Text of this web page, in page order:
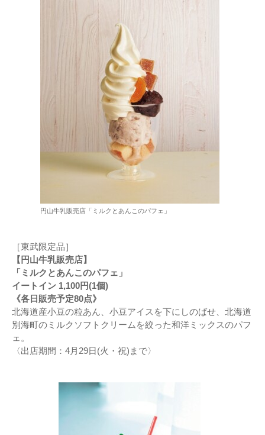
円山牛乳販売店「ミルクとあんこのパフェ」
［東武限定品］
【円山牛乳販売店】
「ミルクとあんこのパフェ」
イートイン 1,100円(1個)
《各日販売予定80点》
北海道産小豆の粒あん、小豆アイスを下にしのばせ、北海道
別海町のミルクソフトクリームを絞った和洋ミックスのパフ
ェ。
〈出店期間：4月29日(火・祝)まで〉